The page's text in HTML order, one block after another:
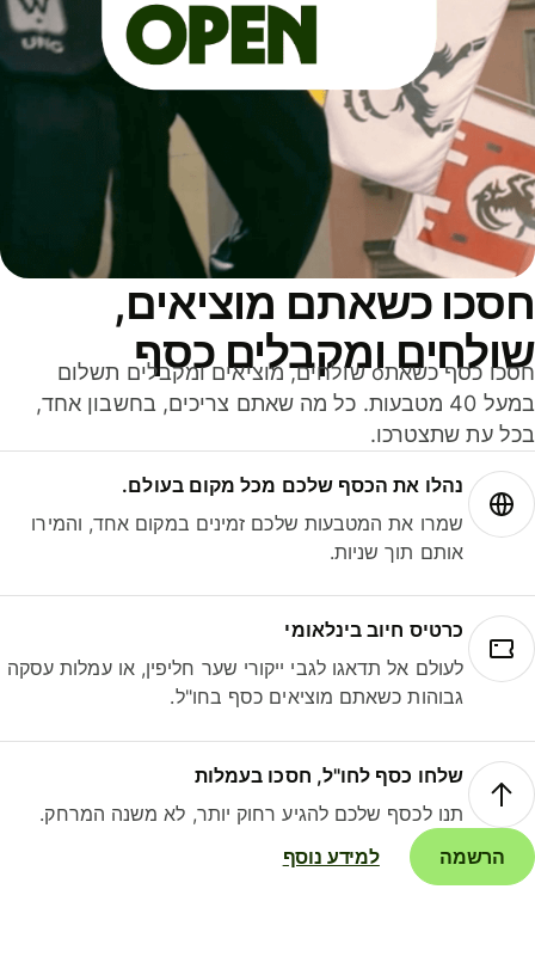
כשאתם מוציאים,
ומקבלים כסף
חסכו כסף כשאתo שולחים, מוציאים ומקבלים תשלום
במעל 40 מטבעות. כל מה שאתם צריכים, בחשבון אחד,
עת שתצטרכו.
נהלו את הכסף שלכם מכל מקום בעולם.
שמרו את המטבעות שלכם זמינים במקום אחד, והמירו
אותם תוך שניות.
כרטיס חיוב בינלאומי
לעולם אל תדאגו לגבי ייקורי שער חליפין, או עמלות עסקה
גבוהות כשאתם מוציאים כסף בחו"ל.
שלחו כסף לחו"ל, חסכו בעמלות
תנו לכסף שלכם להגיע רחוק יותר, לא משנה המרחק.
הרשמה
למידע נוסף